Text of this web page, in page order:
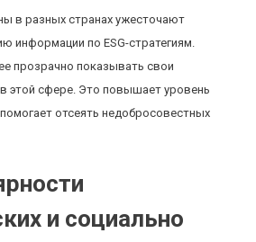
в разных странах ужесточают
информации по ESG-стратегиям.
прозрачно показывать свои
этой сфере. Это повышает уровень
отсеять недобросовестных
и социально